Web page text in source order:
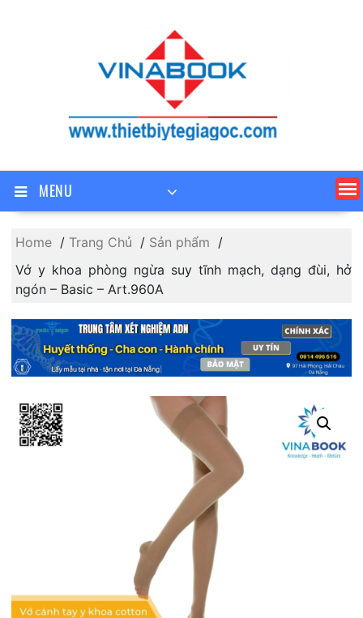
MENU
Home Trang Chủ
Sản phẩm
Vớ y khoa phòng ngừa suy tĩnh mạch, dạng đùi, hở
ngón – Basic – Art.960A